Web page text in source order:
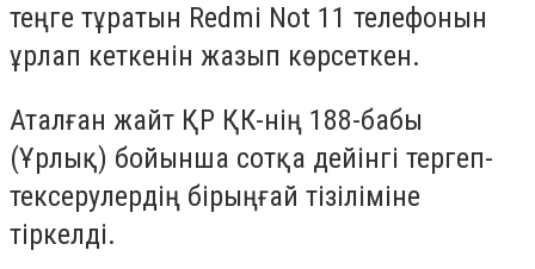
теңге тұратын Redmi Not 11 телефонын
ұрлап кеткенін жазып көрсеткен.
Аталған жайт ҚР ҚК-нің 188-бабы
(Ұрлық) бойынша сотқа дейінгі тергеп-
тексерулердің бірыңғай тізіліміне
тіркелді.